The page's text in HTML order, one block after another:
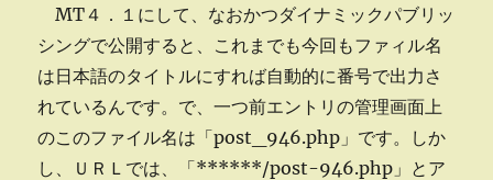
MT４．１にして、なおかつダイナミックパブリッ
シングで公開すると、これまでも今回もファィル名
は日本語のタイトルにすれば自動的に番号で出力さ
れているんです。で、一つ前エントリの管理画面上
のこのファイル名は「post_946.php」です。しか
し、ＵＲＬでは、「******/post-946.php」とア